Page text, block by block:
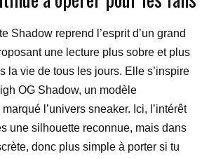
Shadow reprend l’esprit d’un grand
une lecture plus sobre et plus
la vie de tous les jours. Elle s’inspire
OG Shadow, un modèle
l’univers sneaker. Ici, l’intérêt
une silhouette reconnue, mais dans
donc plus simple à porter si tu